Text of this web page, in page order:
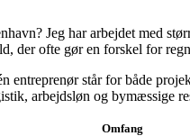
Jeg har arbejdet med
der ofte gør en forskel for
entreprenør står for både
arbejdsløn og bymæssige
Omfang